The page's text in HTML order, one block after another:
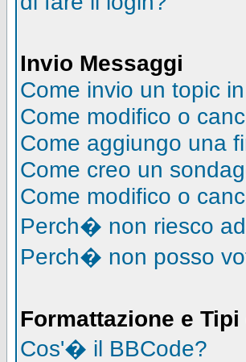
Invio Messaggi
Come invio un topic
Come modifico o
Come aggiungo una
Come creo un
Come modifico o
Perch� non riesco
Perch� non posso
Formattazione e
Cos'� il BBCode?